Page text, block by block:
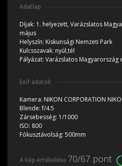
Adatlap
Díjak: 1. helyezett, Varázslatos
május
Helyszín: Kiskunsági Nemzeti Park
Kulcsszavak: nyúl,tél
Pályázat: Varázslatos Magyarország
Exif adatok
Kamera: NIKON CORPORATION
Blende:f/4.5
Zársebesség: 1/1000
ISO: 800
Fókusztávolság: 500mm
A kép értékelése 70/67 pont